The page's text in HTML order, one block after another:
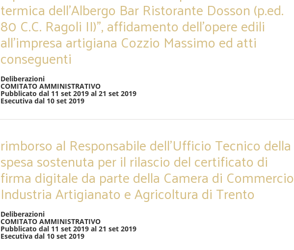
termica dell’Albergo Bar Ristorante Dosson (p.ed.
80 C.C. Ragoli II)”, affidamento dell’opere edili
all’impresa artigiana Cozzio Massimo ed atti
conseguenti
Deliberazioni
COMITATO AMMINISTRATIVO
Pubblicato dal 11 set 2019 al 21 set 2019
Esecutiva dal 10 set 2019
rimborso al Responsabile dell’Ufficio Tecnico della
spesa sostenuta per il rilascio del certificato di
firma digitale da parte della Camera di Commercio
Industria Artigianato e Agricoltura di Trento
Deliberazioni
COMITATO AMMINISTRATIVO
Pubblicato dal 11 set 2019 al 21 set 2019
Esecutiva dal 10 set 2019